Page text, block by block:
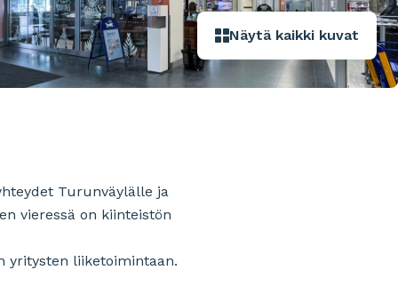
Näytä kaikki kuvat
Turunväylälle ja
vieressä on kiinteistön
yritysten liiketoimintaan.